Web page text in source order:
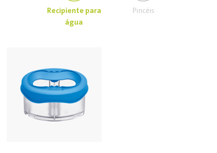
Recipiente para
água
Pincéis